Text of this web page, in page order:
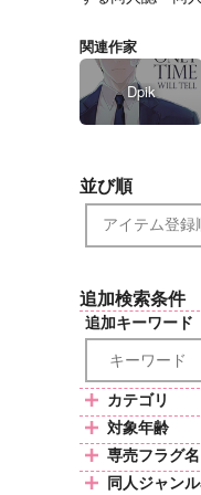
関連作家
Dpik
並び順
追加検索条件
追加キーワード
カテゴリ
対象年齢
専売フラグ名
同人ジャン